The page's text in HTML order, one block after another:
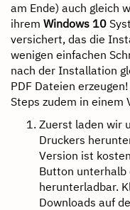
am Ende) auch gleich
ihrem Windows 10
versichert, das die
wenigen einfachen
nach der Installation
PDF Dateien
Steps zudem in einem
Zuerst laden wir
Druckers
Version ist
Button unterhalb
herunterladbar.
Downloads auf